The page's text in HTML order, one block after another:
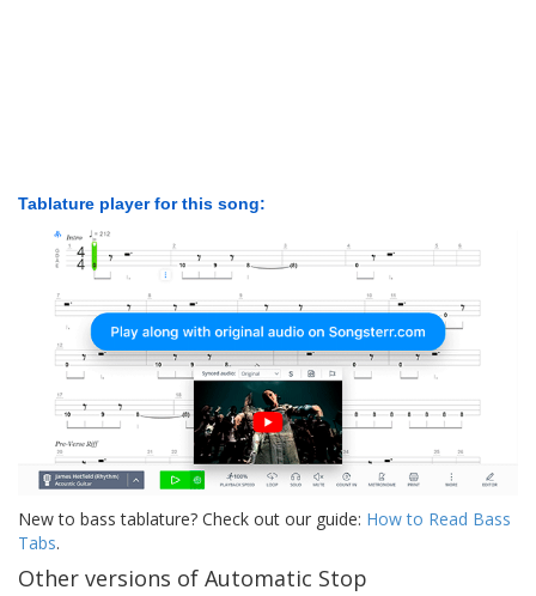
Tablature player for this song:
New to bass tablature? Check out our guide: How to Read Bass
Tabs.
Other versions of Automatic Stop